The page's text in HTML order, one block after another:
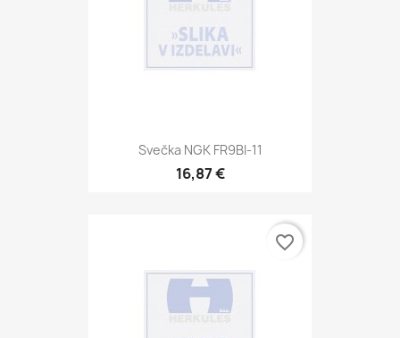
Svečka NGK FR9BI-11
16,87 €
favorite_border